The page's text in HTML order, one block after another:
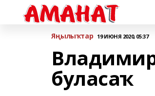
Яңылыҡтар 19 ИЮНЯ 2020, 05:37
буласаҡ